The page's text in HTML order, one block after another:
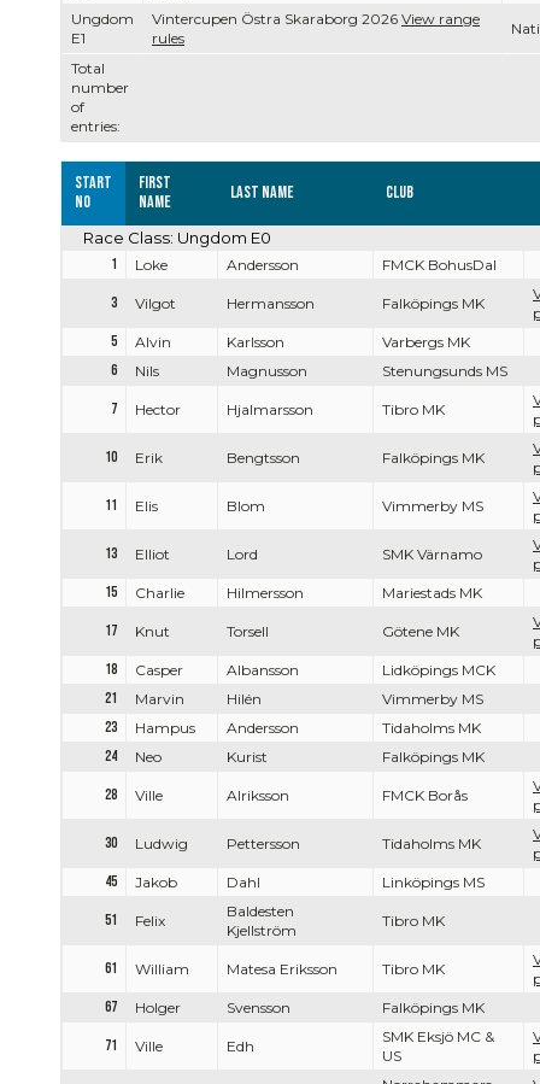
Total
number
of
entries:
Ungdom
E1
Vintercupen Östra Skaraborg 2026 View range
rules
Start
no
First
name
Last name Club
Race Class: Ungdom E0
1 Loke Andersson FMCK BohusDal
3 Vilgot Hermansson Falköpings MK
5
Alvin Karlsson
Varbergs MK
6
Nils Magnusson Stenungsunds MS
7 Hector Hjalmarsson Tibro MK
10 Erik Bengtsson Falköpings MK
11 Elis Blom Vimmerby MS
13 Elliot Lord SMK Värnamo
15
Charlie Hilmersson Mariestads MK
17 Knut Torsell Götene MK
18
Casper Albansson
Lidköpings MCK
21
Marvin Hilén
Vimmerby MS
23
Hampus Andersson
Tidaholms MK
24
Neo Kurist Falköpings MK
28 Ville Alriksson FMCK Borås
30 Ludwig Pettersson Tidaholms MK
45
Jakob Dahl Linköpings MS
51 Felix
Baldesten
Kjellström
Tibro MK
61 William Matesa Eriksson Tibro MK
67
Holger Svensson Falköpings MK
71 Ville Edh
SMK Eksjö MC &
US